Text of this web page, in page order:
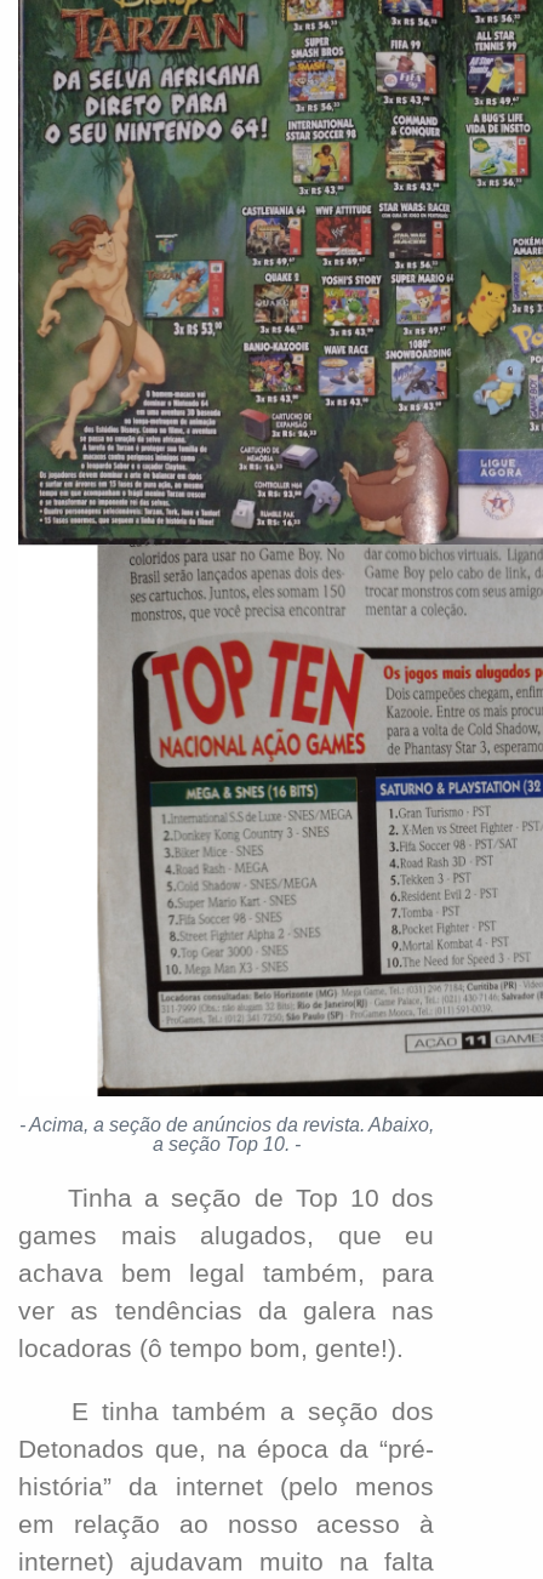
-Acima, a seção de anúncios da revista. Abaixo,
a seção Top 10. -
Tinha a seção de Top 10 dos
games mais alugados, que eu
achava bem legal também, para
ver as tendências da galera nas
locadoras (ô tempo bom, gente!).
E tinha também a seção dos
Detonados que, na época da “pré-
história” da internet (pelo menos
em relação ao nosso acesso à
internet) ajudavam muito na falta